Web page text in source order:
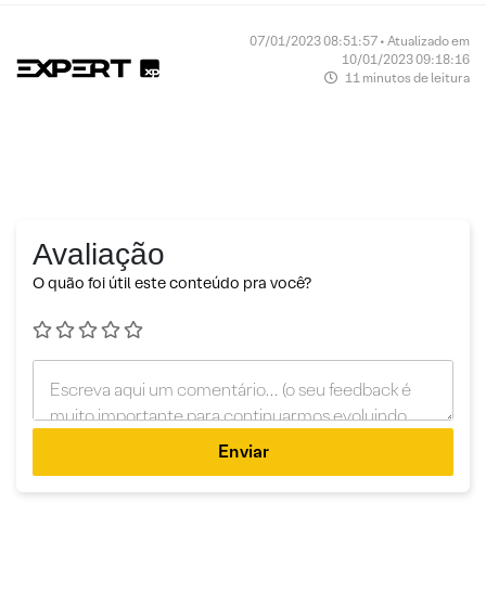
07/01/2023 08:51:57 • Atualizado em
10/01/2023 09:18:16
11 minutos de leitura
Avaliação
O quão foi útil este conteúdo pra você?
Enviar